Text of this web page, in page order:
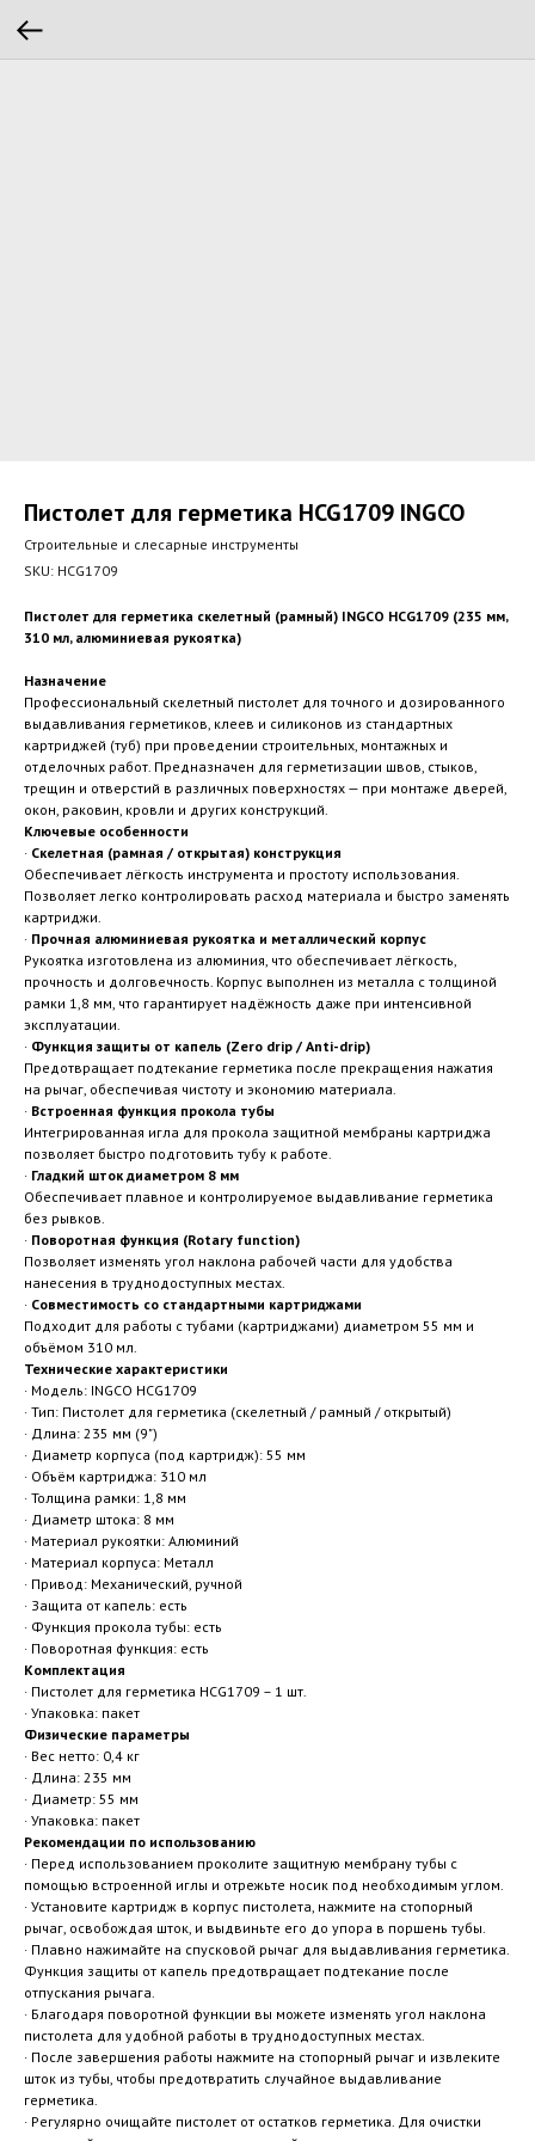
Пистолет для герметика HCG1709 INGCO
Строительные и слесарные инструменты
SKU: HCG1709
Пистолет для герметика скелетный (рамный) INGCO HCG1709 (235 мм,
310 мл, алюминиевая рукоятка)
Назначение
Профессиональный скелетный пистолет для точного и дозированного
выдавливания герметиков, клеев и силиконов из стандартных
картриджей (туб) при проведении строительных, монтажных и
отделочных работ. Предназначен для герметизации швов, стыков,
трещин и отверстий в различных поверхностях — при монтаже дверей,
окон, раковин, кровли и других конструкций.
Ключевые особенности
· Скелетная (рамная / открытая) конструкция
Обеспечивает лёгкость инструмента и простоту использования.
Позволяет легко контролировать расход материала и быстро заменять
картриджи.
· Прочная алюминиевая рукоятка и металлический корпус
Рукоятка изготовлена из алюминия, что обеспечивает лёгкость,
прочность и долговечность. Корпус выполнен из металла с толщиной
рамки 1,8 мм, что гарантирует надёжность даже при интенсивной
эксплуатации.
· Функция защиты от капель (Zero drip / Anti-drip)
Предотвращает подтекание герметика после прекращения нажатия
на рычаг, обеспечивая чистоту и экономию материала.
· Встроенная функция прокола тубы
Интегрированная игла для прокола защитной мембраны картриджа
позволяет быстро подготовить тубу к работе.
· Гладкий шток диаметром 8 мм
Обеспечивает плавное и контролируемое выдавливание герметика
без рывков.
· Поворотная функция (Rotary function)
Позволяет изменять угол наклона рабочей части для удобства
нанесения в труднодоступных местах.
· Совместимость со стандартными картриджами
Подходит для работы с тубами (картриджами) диаметром 55 мм и
объёмом 310 мл.
Технические характеристики
· Модель: INGCO HCG1709
· Тип: Пистолет для герметика (скелетный / рамный / открытый)
· Длина: 235 мм (9")
· Диаметр корпуса (под картридж): 55 мм
· Объём картриджа: 310 мл
· Толщина рамки: 1,8 мм
· Диаметр штока: 8 мм
· Материал рукоятки: Алюминий
· Материал корпуса: Металл
· Привод: Механический, ручной
· Защита от капель: есть
· Функция прокола тубы: есть
· Поворотная функция: есть
Комплектация
· Пистолет для герметика HCG1709 – 1 шт.
· Упаковка: пакет
Физические параметры
· Вес нетто: 0,4 кг
· Длина: 235 мм
· Диаметр: 55 мм
· Упаковка: пакет
Рекомендации по использованию
· Перед использованием проколите защитную мембрану тубы с
помощью встроенной иглы и отрежьте носик под необходимым углом.
· Установите картридж в корпус пистолета, нажмите на стопорный
рычаг, освобождая шток, и выдвиньте его до упора в поршень тубы.
· Плавно нажимайте на спусковой рычаг для выдавливания герметика.
Функция защиты от капель предотвращает подтекание после
отпускания рычага.
· Благодаря поворотной функции вы можете изменять угол наклона
пистолета для удобной работы в труднодоступных местах.
· После завершения работы нажмите на стопорный рычаг и извлеките
шток из тубы, чтобы предотвратить случайное выдавливание
герметика.
· Регулярно очищайте пистолет от остатков герметика. Для очистки